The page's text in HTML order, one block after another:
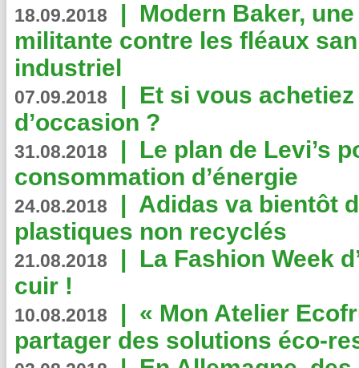
18.09.2018 | Modern Baker,
militante contre les fléaux
industriel
07.09.2018 | Et si vous
d’occasion ?
31.08.2018 | Le plan de Levi’s
consommation d’énergie
24.08.2018 | Adidas va bientôt
plastiques non recyclés
21.08.2018 | La Fashion Week
cuir !
10.08.2018 | « Mon Atelier
partager des solutions éco-